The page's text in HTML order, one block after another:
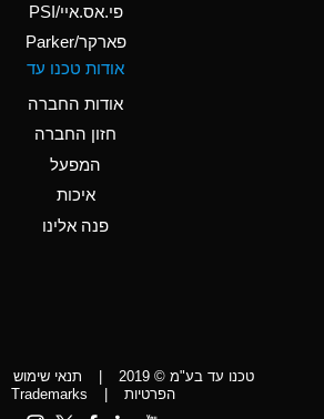
Ammonium Sulfate
*
Amyl Acetate (Banana
Aniline
D
פי.אס.איי/PSI
פארקר/Parker
אודות טכנו עד
אודות החברה
חזון החברה
המפעל
איכות
פנה אלינו
טכנו עד בע"מ © 2019 | תנאי שימוש
הפרטיות
|
Trademarks